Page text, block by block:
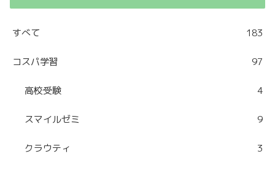
すべて 183
コスパ学習 97
高校受験 4
スマイルゼミ 9
クラウティ 3